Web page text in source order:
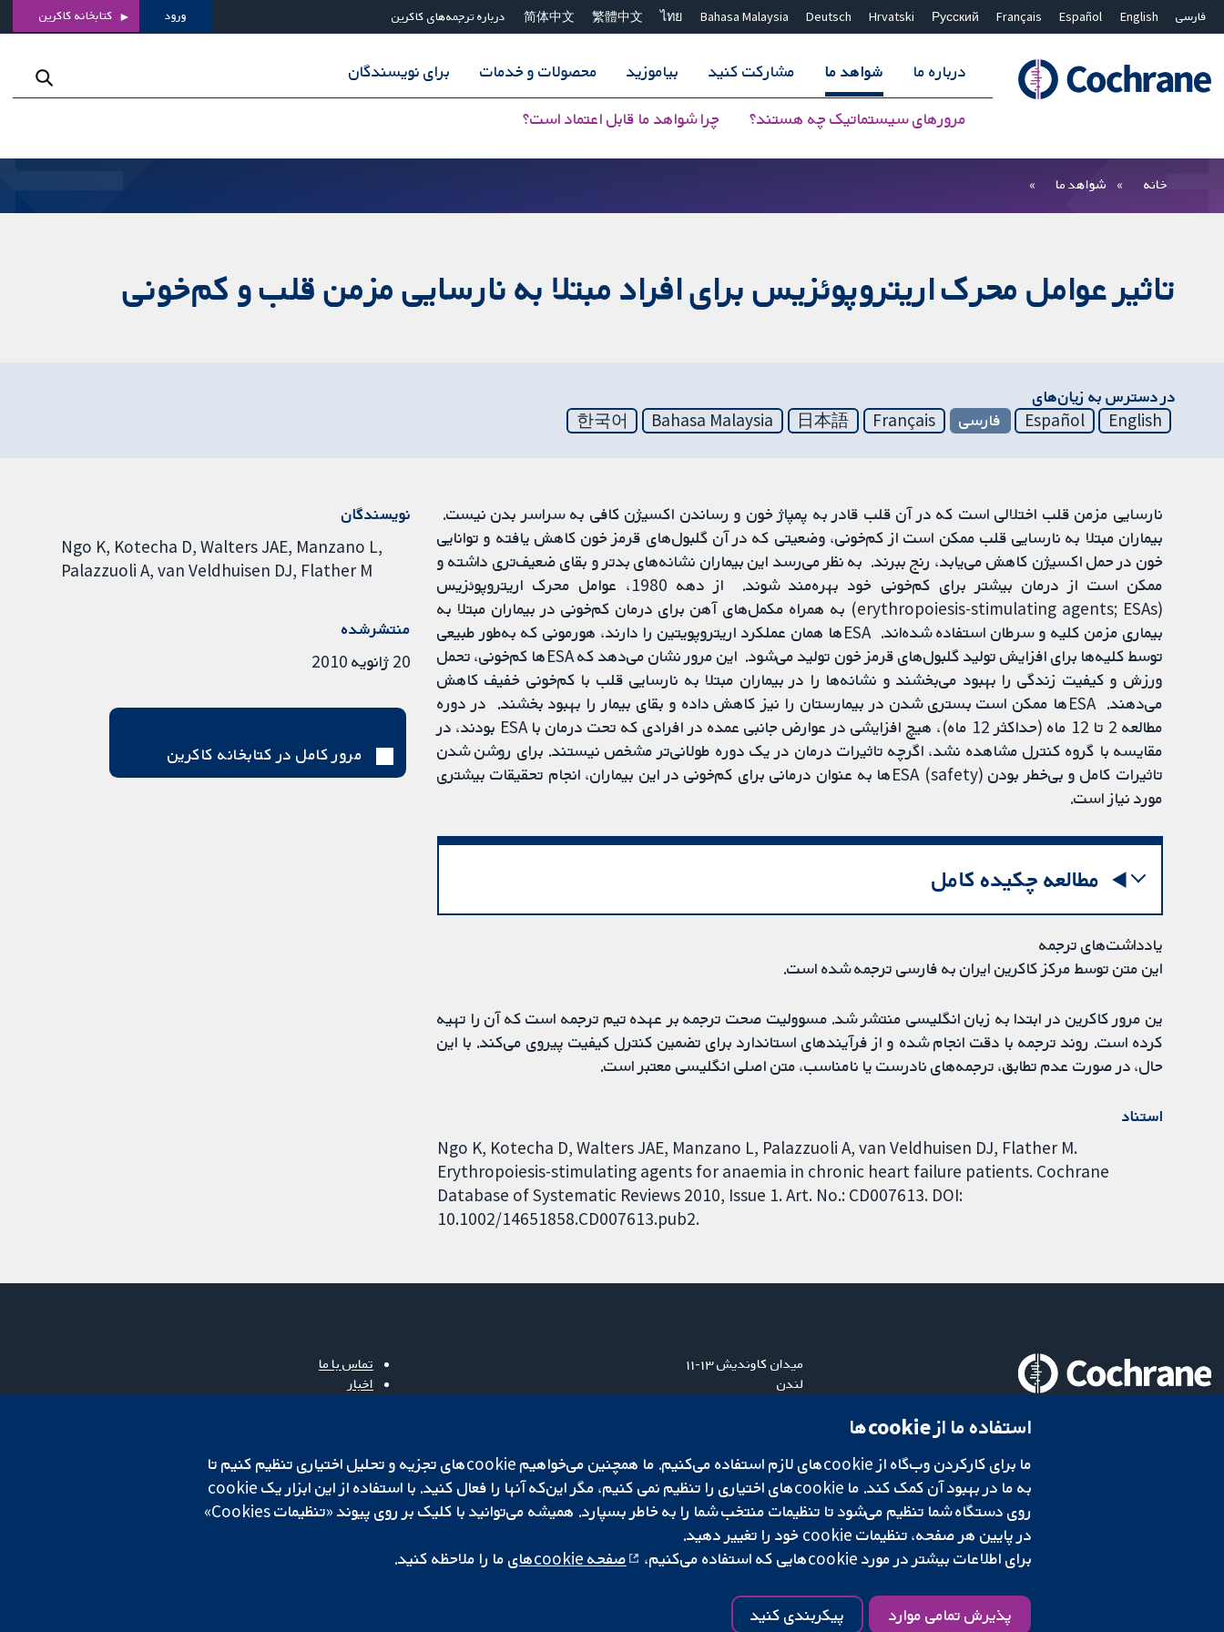
فارسی English
Español
Français
Русский
Hrvatski
Deutsch
Bahasa Malaysia
ไทย
繁體中文
简体中文 درباره ترجمه‌های کاکرین ورود کتابخانه کاکرین
درباره ما شواهد ما
مرورهای سیستماتیک چه هستند؟ چرا شواهد ما قابل اعتماد است؟
مشارکت کنید بیاموزید محصولات و خدمات برای نویسندگان
بستن جستجو ✖
خانه شواهد ما
تاثیر عوامل محرک اریتروپوئزیس برای افراد مبتلا به نارسایی مزمن قلب و کم‌خونی
در دسترس به زیان‌های
English
Español فارسی Français
日本語
Bahasa Malaysia
한국어
نارسایی مزمن قلب اختلالی است که در آن قلب قادر به پمپاژ خون و رساندن اکسیژن کافی به سراسر بدن نیست.
بیماران مبتلا به نارسایی قلب ممکن است از کم‌خونی، وضعیتی که در آن گلبول‌های قرمز خون کاهش یافته و توانایی
خون در حمل اکسیژن کاهش می‌یابد، رنج ببرند. به نظر می‌رسد این بیماران نشانه‌های بدتر و بقای ضعیف‌تری داشته و
ممکن است از درمان بیشتر برای کم‌خونی خود بهره‌مند شوند. از دهه 1980، عوامل محرک اریتروپوئزیس
(erythropoiesis-stimulating agents; ESAs) به همراه مکمل‌های آهن برای درمان کم‌خونی در بیماران مبتلا به
بیماری مزمن کلیه و سرطان استفاده شده‌اند. ESAها همان عملکرد اریتروپویتین را دارند، هورمونی که به‌طور طبیعی
توسط کلیه‌ها برای افزایش تولید گلبول‌های قرمز خون تولید می‌شود. این مرور نشان می‌دهد که ESAها کم‌خونی، تحمل
ورزش و کیفیت زندگی را بهبود می‌بخشند و نشانه‌ها را در بیماران مبتلا به نارسایی قلب با کم‌خونی خفیف کاهش
می‌دهند. ESAها ممکن است بستری شدن در بیمارستان را نیز کاهش داده و بقای بیمار را بهبود بخشند. در دوره
مطالعه 2 تا 12 ماه (حداکثر 12 ماه)، هیچ افزایشی در عوارض جانبی عمده در افرادی که تحت درمان با ESA بودند، در
مقایسه با گروه کنترل مشاهده نشد، اگرچه تاثیرات درمان در یک دوره طولانی‌تر مشخص نیستند. برای روشن شدن
تاثیرات کامل و بی‌خطر بودن (safety) ESAها به عنوان درمانی برای کم‌خونی در این بیماران، انجام تحقیقات بیشتری
مورد نیاز است.
مطالعه چکیده کامل
یادداشت‌های ترجمه
این متن توسط مرکز کاکرین ایران به فارسی ترجمه شده است.
ین مرور کاکرین در ابتدا به زبان انگلیسی منتشر شد. مسوولیت صحت ترجمه بر عهده تیم ترجمه است که آن را تهیه
کرده است. روند ترجمه با دقت انجام شده و از فرآیندهای استاندارد برای تضمین کنترل کیفیت پیروی می‌کند. با این
حال، در صورت عدم تطابق، ترجمه‌های نادرست یا نامناسب، متن اصلی انگلیسی معتبر است.
استناد
Ngo K, Kotecha D, Walters JAE, Manzano L, Palazzuoli A, van Veldhuisen DJ, Flather M.
Erythropoiesis-stimulating agents for anaemia in chronic heart failure patients. Cochrane
Database of Systematic Reviews 2010, Issue 1. Art. No.: CD007613. DOI:
10.1002/14651858.CD007613.pub2.
نویسندگان
Ngo K Kotecha D Walters JAE Manzano L
Palazzuoli A van Veldhuisen DJ Flather M
منتشرشده
20 ژانویه 2010
مرور کامل در کتابخانه کاکرین
میدان کاوندیش ۱۳-۱۱
لندن
تماس با ما
اخبار
Cochrane Library
شبکه همکاری کاکرین، یک مؤسسه خیریه (شماره 1045921) و یک شرکت با مسئولیت محدود به‌صورت ضمانت (شماره 03044323) ثبت‌شده در انگلستان و ولز است. شماره ثبت مالیات بر ارزش افزوده: GB 718 2127 49.
کپی‌رایت © ۲۰۲۵ همکاری کاکرین سلب مسئولیت حریم خصوصی| سیاست کوکی‌ها تنظیمات کوکی
استفاده ما از cookie‌ها
ما برای کارکردن وب‌گاه از cookie‌های لازم استفاده می‌کنیم. ما همچنین می‌خواهیم cookie‌های تجزیه و تحلیل اختیاری تنظیم کنیم تا
روی دستگاه شما تنظیم می‌شود تا تنظیمات منتخب شما را به خاطر بسپارد. همیشه می‌توانید با کلیک بر روی پیوند «تنظیمات Cookies»
در پایین هر صفحه، تنظیمات cookie‌ خود را تغییر دهید.
برای اطلاعات بیشتر در مورد cookie‌هایی که استفاده می‌کنیم،
صفحه cookie‌های ما را ملاحظه کنید.
پذیرش تمامی موارد پیکربندی کنید